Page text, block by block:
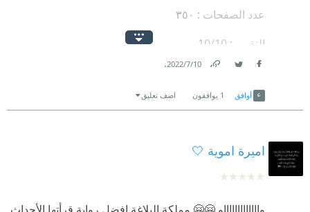
عدد الصفحات : ٣٥٠
التقييم : 10/10
.
.
10‏/7‏/2022
.
أوافق 1 يوافقون اضف تعليق
اميرة اموية 🤍